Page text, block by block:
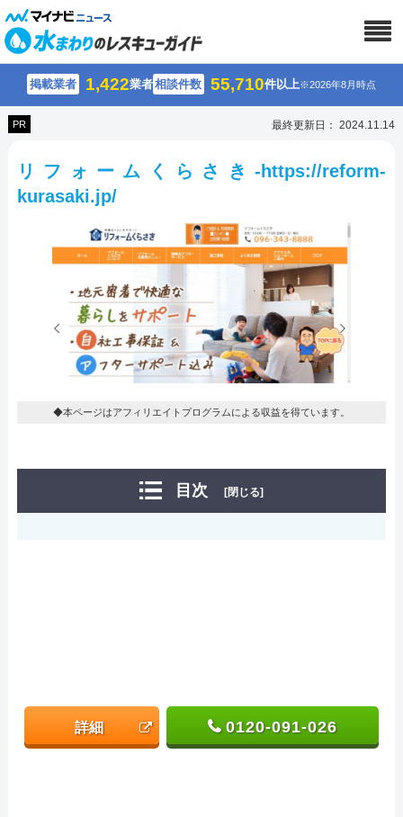
掲載業者 1,422業者相談件数 55,710件以上※2026年8月時点
PR 最終更新日： 2024.11.14
リフォームくらさき-https://reform-
kurasaki.jp/
◆本ページはアフィリエイトプログラムによる収益を得ています。
目次 [閉じる]
詳細 0120-091-026